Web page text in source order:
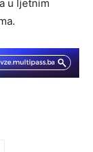
u ljetnim